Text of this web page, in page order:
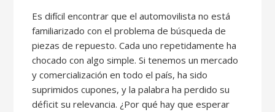
Es difícil encontrar que el automovilista no está
familiarizado con el problema de búsqueda de
piezas de repuesto. Cada uno repetidamente ha
chocado con algo simple. Si tenemos un mercado
y comercialización en todo el país, ha sido
suprimidos cupones, y la palabra ha perdido su
déficit su relevancia. ¿Por qué hay que esperar